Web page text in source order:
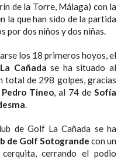
de la Torre, Málaga) con la
la que han sido de la partida
por dos niños y dos niñas.
los 18 primeros hoyos, el
Cañada se ha situado al
total de 298 golpes, gracias
Pedro Tineo, al 74 de Sofía
.
de Golf La Cañada se ha
de Golf Sotogrande con un
cerrando el podio